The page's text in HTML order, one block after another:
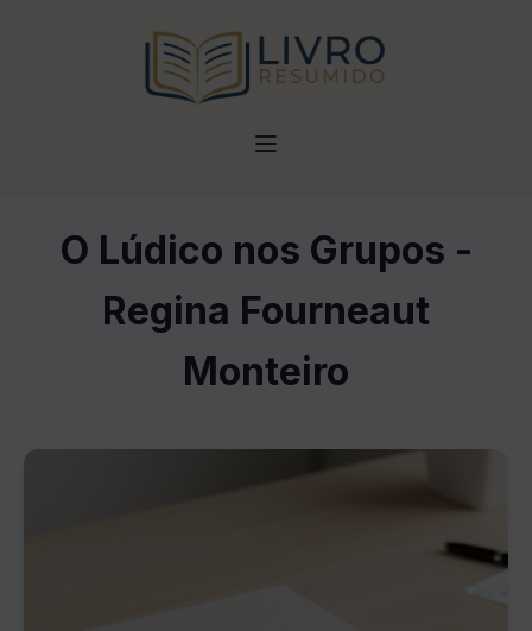
O Lúdico nos Grupos -
Regina Fourneaut
Monteiro